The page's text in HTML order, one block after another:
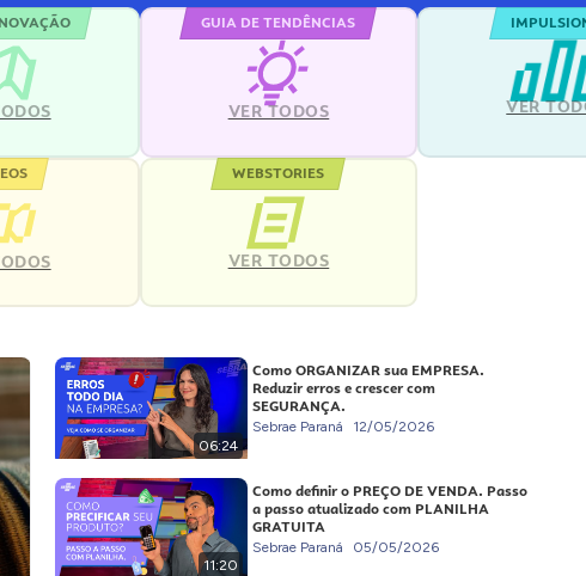
GUIA DE TENDÊNCIAS
VER TODOS VER
WEBSTORIES
VER TODOS
06:24
Como ORGANIZAR sua EMPRESA.
Reduzir erros e crescer com
SEGURANÇA.
Sebrae Paraná 12/05/2026
11:20
Como definir o PREÇO DE VENDA. Passo
a passo atualizado com PLANILHA
GRATUITA
Sebrae Paraná 05/05/2026